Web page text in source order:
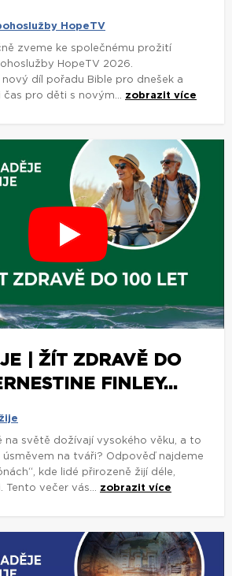
HopeTV
zveme ke společnému prožití
HopeTV 2026.
díl pořadu Bible pro dnešek a
pro děti s novým... zobrazit více
| ŽÍT ZDRAVĚ DO
FINLEY...
na světě dožívají vysokého věku, a to
úsměvem na tváři? Odpověď najdeme
kde lidé přirozeně žijí déle,
Tento večer vás... zobrazit více